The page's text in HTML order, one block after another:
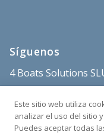
Síguenos
4 Boats Solutions
+34 682 515 671
Este sitio web utiliza
analizar el uso del sitio
Puedes aceptar todas